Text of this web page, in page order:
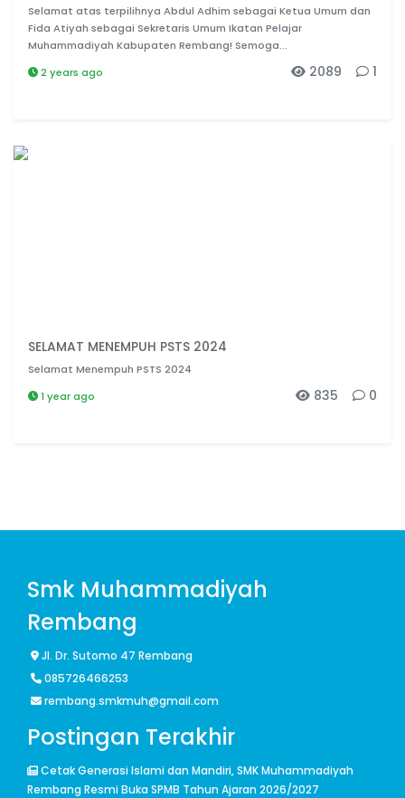
Selamat atas terpilihnya Abdul Adhim sebagai Ketua Umum dan
Fida Atiyah sebagai Sekretaris Umum Ikatan Pelajar
Muhammadiyah Kabupaten Rembang! Semoga...
2 years ago
1
2089
SELAMAT MENEMPUH PSTS 2024
Selamat Menempuh PSTS 2024
1 year ago
0
835
Smk Muhammadiyah
Rembang
Jl. Dr. Sutomo 47 Rembang
085726466253
rembang.smkmuh@gmail.com
Postingan Terakhir
Cetak Generasi Islami dan Mandiri, SMK Muhammadiyah
Rembang Resmi Buka SPMB Tahun Ajaran 2026/2027